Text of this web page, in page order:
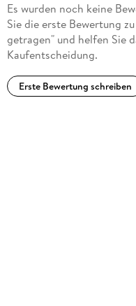
Es wurden noch keine
Sie die erste Bewertung
getragen" und helfen Sie
Kaufentscheidung.
Erste Bewertung schreiben